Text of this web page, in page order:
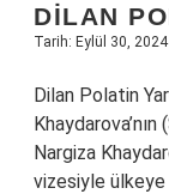
DILAN
Tarih: Eylül 30, 2024
Dilan Polatin
Nargiza
vizesiyle ülkeye